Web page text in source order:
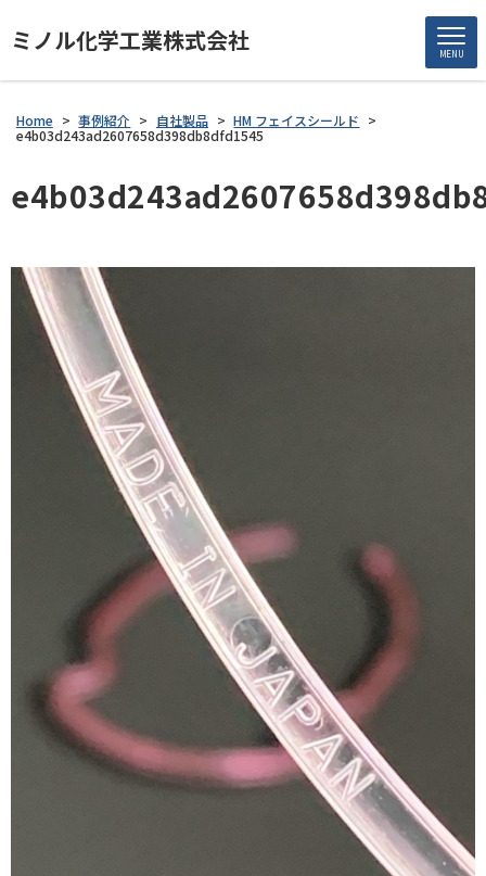
ミノル化学工業株式会社 MENU
Home > 事例紹介 > 自社製品 > HM フェイスシールド >
e4b03d243ad2607658d398db8dfd1545